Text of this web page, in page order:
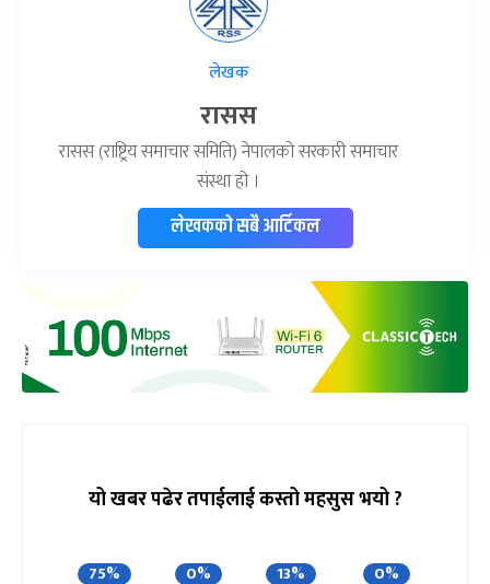
लेखक
रासस
रासस (राष्ट्रिय समाचार समिति) नेपालको सरकारी समाचार
संस्था हो ।
लेखकको सबै आर्टिकल
यो खबर पढेर तपाईलाई कस्तो महसुस भयो ?
75% 0% 13% 0%